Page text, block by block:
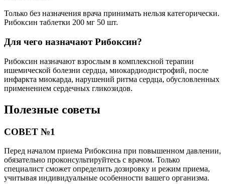
Только без назначения врача принимать нельзя категорически.
Рибоксин таблетки 200 мг 50 шт.
Для чего назначают Рибоксин?
Рибоксин назначают взрослым в комплексной терапии
ишемической болезни сердца, миокардиодистрофий, после
инфаркта миокарда, нарушений ритма сердца, обусловленных
применением сердечных гликозидов.
Полезные советы
СОВЕТ №1
Перед началом приема Рибоксина при повышенном давлении,
обязательно проконсультируйтесь с врачом. Только
специалист сможет определить дозировку и режим приема,
учитывая индивидуальные особенности вашего организма.